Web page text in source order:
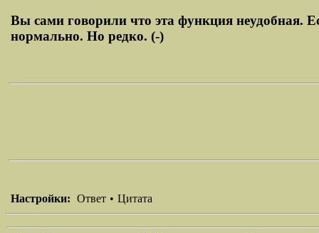
Вы сами говорили что эта функция неудобная.
нормально. Но редко. (-)
Настройки: Ответ • Цитата